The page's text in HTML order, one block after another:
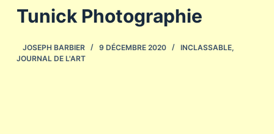
n
Tunick Photographie
JOSEPH BARBIER 9 DÉCEMBRE 2020 INCLASSABLE,
JOURNAL DE L'ART